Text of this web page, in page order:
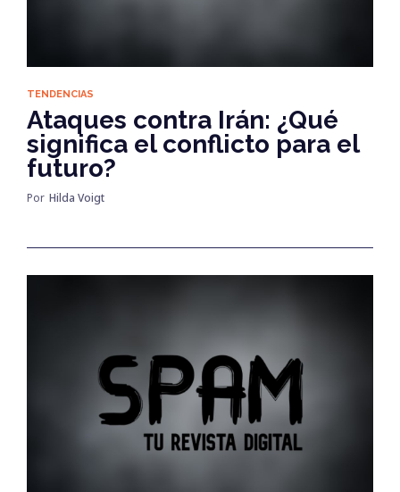
TENDENCIAS
Ataques contra Irán: ¿Qué
significa el conflicto para el
futuro?
Por Hilda Voigt